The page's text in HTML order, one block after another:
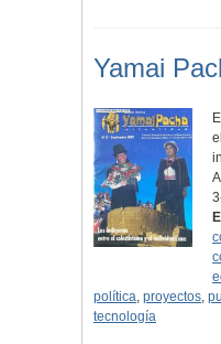
Yamai
política, proyectos,
tecnología